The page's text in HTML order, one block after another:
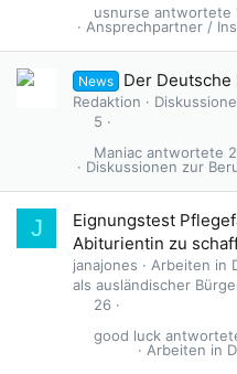
Ansprechpartner /
usnurse
News Der Deutsche
Redaktion
5
Diskussionen zur
Maniac
J
Eignungstest
Abiturientin zu
janajones
Arbeiten in
als ausländischer
26
Arbeiten in
good luck